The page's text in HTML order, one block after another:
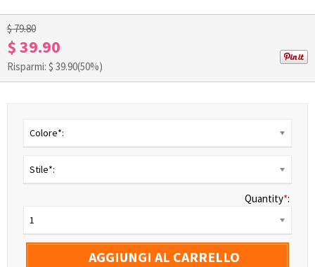
$ 79.80
$ 39.90
Risparmi: $ 39.90(50%)
Colore*:
Stile*:
Quantity*:
1
AGGIUNGI AL CARRELLO